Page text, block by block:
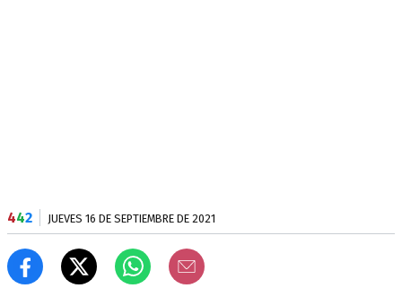
442 JUEVES 16 DE SEPTIEMBRE DE 2021